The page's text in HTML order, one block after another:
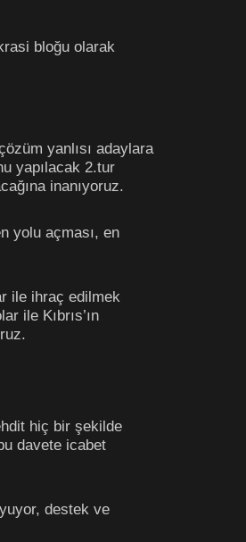
bloğu olarak
yanlısı adaylara
yapılacak 2.tur
inanıyoruz.
yolu açması, en
ile ihraç edilmek
ile Kıbrıs’ın
hiç bir şekilde
davete icabet
destek ve